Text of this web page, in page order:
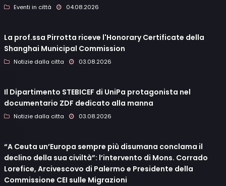
Eventi in città 04.08.2026
La prof.ssa Pirrotta riceve l'Honorary Certificate della
Shanghai Municipal Commission
Notizie dalla citta 03.08.2026
Il Dipartimento STEBICEF di UniPa protagonista nel
documentario ZDF dedicato alla manna
Notizie dalla citta 03.08.2026
“A Ceuta un’Europa sempre più disumana conclama il
declino della sua civiltà”: l’intervento di Mons. Corrado
Lorefice, Arcivescovo di Palermo e Presidente della
Commissione CEI sulle Migrazioni